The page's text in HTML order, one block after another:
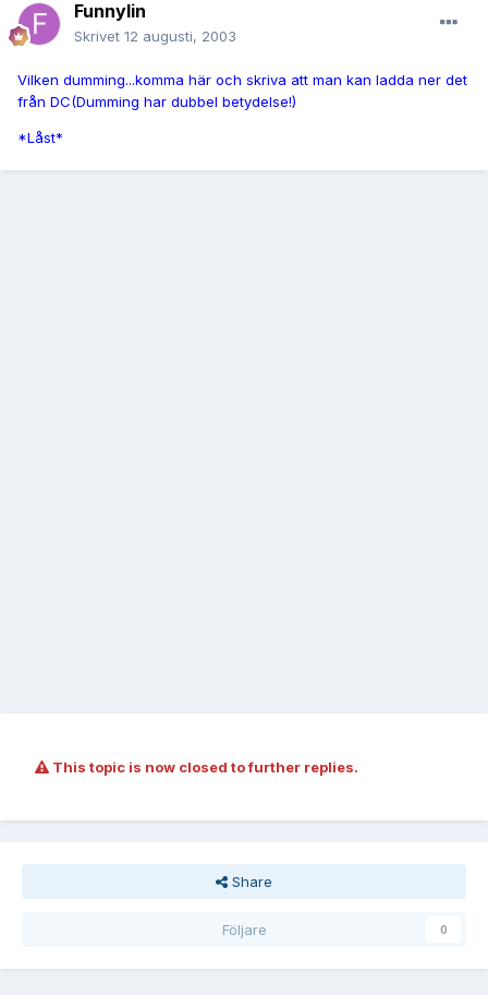
Funnylin
Skrivet 12 augusti, 2003
Vilken dumming...komma här och skriva att man kan ladda ner det
från DC(Dumming har dubbel betydelse!)
*Låst*
This topic is now closed to further replies.
Share
Följare 0